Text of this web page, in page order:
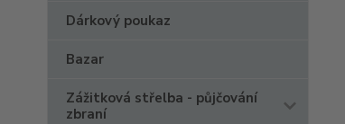
Dárkový poukaz
Bazar
Zážitková střelba - půjčování
zbraní